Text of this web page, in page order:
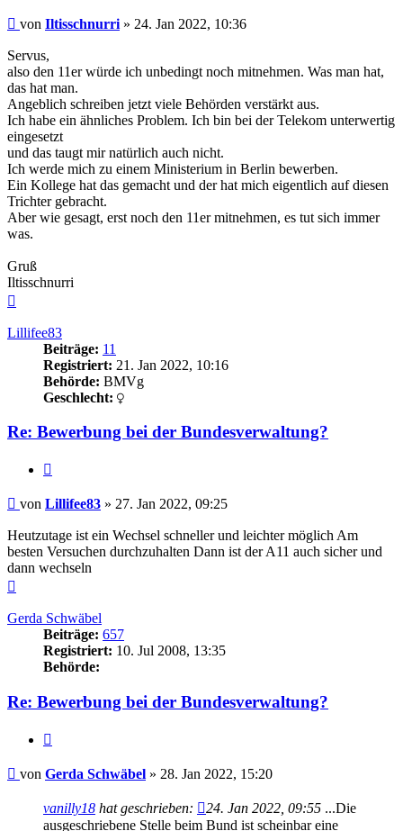
Beitrag
von Iltisschnurri » 24. Jan 2022, 10:36
Servus,
also den 11er würde ich unbedingt noch mitnehmen. Was man hat,
das hat man.
Angeblich schreiben jetzt viele Behörden verstärkt aus.
Ich habe ein ähnliches Problem. Ich bin bei der Telekom unterwertig
eingesetzt
und das taugt mir natürlich auch nicht.
Ich werde mich zu einem Ministerium in Berlin bewerben.
Ein Kollege hat das gemacht und der hat mich eigentlich auf diesen
Trichter gebracht.
Aber wie gesagt, erst noch den 11er mitnehmen, es tut sich immer
was.
Gruß
Iltisschnurri
Lillifee83
Beiträge: 11
Registriert: 21. Jan 2022, 10:16
Behörde: BMVg
Geschlecht:
Re: Bewerbung bei der Bundesverwaltung?
Beitrag
von Lillifee83 » 27. Jan 2022, 09:25
Heutzutage ist ein Wechsel schneller und leichter möglich Am
besten Versuchen durchzuhalten Dann ist der A11 auch sicher und
dann wechseln
Gerda Schwäbel
Beiträge: 657
Registriert: 10. Jul 2008, 13:35
Behörde:
Re: Bewerbung bei der Bundesverwaltung?
Beitrag
von Gerda Schwäbel » 28. Jan 2022, 15:20
vanilly18 hat geschrieben: 24. Jan 2022, 09:55 ...Die
ausgeschriebene Stelle beim Bund ist scheinbar eine